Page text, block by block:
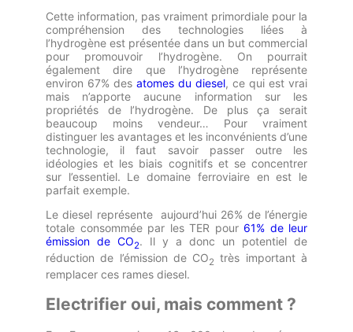
Cette information, pas vraiment primordiale pour la
compréhension des technologies liées à
l’hydrogène est présentée dans un but commercial
pour promouvoir l’hydrogène. On pourrait
également dire que l’hydrogène représente
environ 67% des atomes du diesel, ce qui est vrai
mais n’apporte aucune information sur les
propriétés de l’hydrogène. De plus ça serait
beaucoup moins vendeur… Pour vraiment
distinguer les avantages et les inconvénients d’une
technologie, il faut savoir passer outre les
idéologies et les biais cognitifs et se concentrer
sur l’essentiel. Le domaine ferroviaire en est le
parfait exemple.
Le diesel représente
aujourd’hui 26% de l’énergie
totale consommée par les TER pour 61% de leur
émission de CO2. Il y a donc un potentiel de
réduction de l’émission de CO2 très important à
remplacer ces rames diesel.
Electrifier oui, mais comment ?